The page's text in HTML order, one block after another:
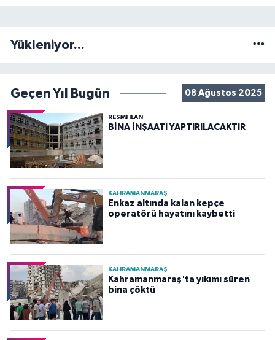
Yükleniyor...
Geçen Yıl Bugün 08 Ağustos 2025
RESMİ İLAN
BİNA İNŞAATI YAPTIRILACAKTIR
KAHRAMANMARAŞ
Enkaz altında kalan kepçe
operatörü hayatını kaybetti
KAHRAMANMARAŞ
Kahramanmaraş'ta yıkımı süren
bina çöktü